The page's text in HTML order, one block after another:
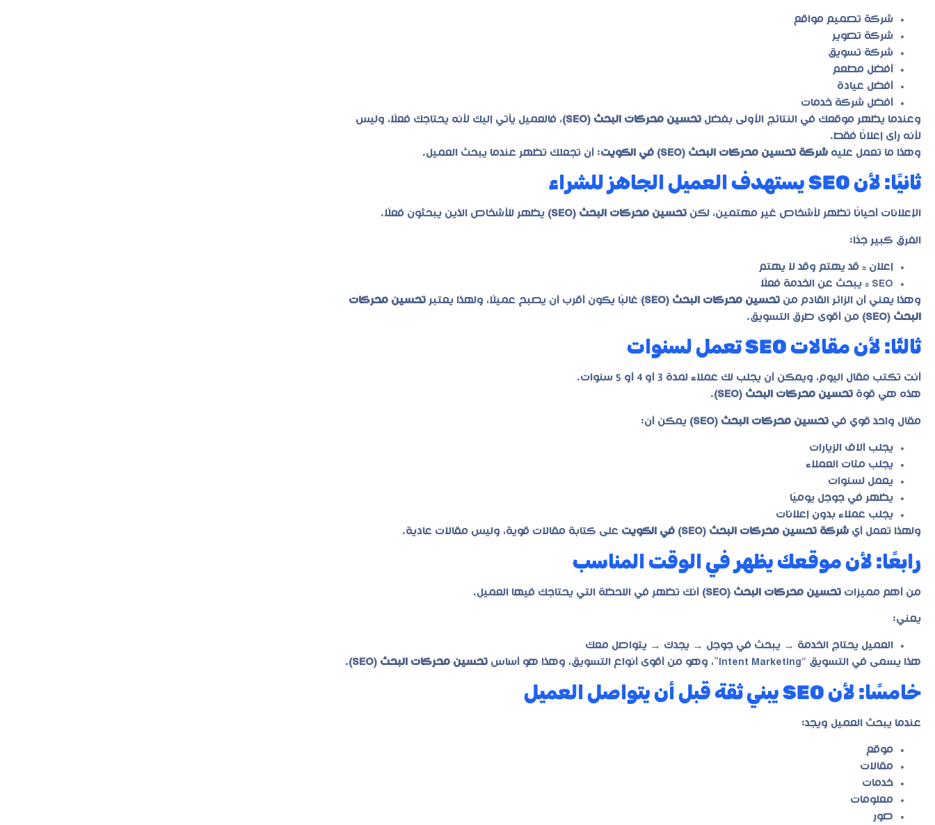
شركة تصميم مواقع
شركة تصوير
شركة تسويق
أفضل مطعم
أفضل عيادة
أفضل شركة خدمات
وعندما يظهر موقعك في النتائج الأولى بفضل تحسين محركات البحث (SEO)
، فالعميل يأتي إليك لأنه يحتاجك فعلًا، وليس
لأنه رأى إعلانًا فقط.
وهذا ما تعمل عليه شركة تحسين محركات البحث (SEO) في الكويت : أن تجعلك تظهر عندما يبحث العميل.
ثانيًا: لأن SEO يستهدف العميل الجاهز للشراء
الإعلانات أحيانًا تظهر لأشخاص غير مهتمين، لكن تحسين محركات البحث (SEO) يظهر للأشخاص الذين يبحثون فعلًا.
الفرق كبير جدًا:
إعلان = قد يهتم وقد لا يهتم
SEO = يبحث عن الخدمة فعلًا
وهذا يعني أن الزائر القادم من تحسين محركات البحث (SEO) غالبًا يكون أقرب أن يصبح عميلًا، ولهذا يعتبر تحسين محركات
البحث (SEO)
من أقوى طرق التسويق.
ثالثًا: لأن مقالات SEO تعمل لسنوات
أنت تكتب مقال اليوم، ويمكن أن يجلب لك عملاء لمدة 3 أو 4 أو 5 سنوات.
هذه هي قوة تحسين محركات البحث (SEO) .
مقال واحد قوي في تحسين محركات البحث (SEO) يمكن أن:
يجلب آلاف الزيارات
يجلب مئات العملاء
يعمل لسنوات
يظهر في جوجل يوميًا
يجلب عملاء بدون إعلانات
ولهذا تعمل أي شركة تحسين محركات البحث (SEO) في الكويت على كتابة مقالات قوية، وليس مقالات عادية.
رابعًا: لأن موقعك يظهر في الوقت المناسب
من أهم مميزات تحسين محركات البحث (SEO) أنك تظهر في اللحظة التي يحتاجك فيها العميل.
يعني:
العميل يحتاج الخدمة → يبحث في جوجل → يجدك → يتواصل معك
هذا يسمى في التسويق “Intent Marketing”، وهو من أقوى أنواع التسويق، وهذا هو أساس
تحسين محركات البحث (SEO) .
خامسًا: لأن SEO يبني ثقة قبل أن يتواصل العميل
عندما يبحث العميل ويجد:
موقع
مقالات
خدمات
معلومات
صور